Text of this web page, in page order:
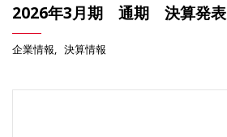
2026年3月期 通期 決算発表
企業情報 決算情報